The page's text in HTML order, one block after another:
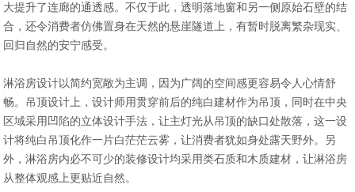
大提升了连廊的通透感。不仅于此，透明落地窗和另一侧原始石壁的结
合，还令消费者仿佛置身在天然的悬崖隧道上，有暂时脱离繁杂现实、
回归自然的安宁感受。
淋浴房设计以简约宽敞为主调，因为广阔的空间感更容易令人心情舒
畅。吊顶设计上，设计师用贯穿前后的纯白建材作为吊顶，同时在中央
区域采用凹陷的立体设计手法，让主灯光从吊顶的缺口处散落，这一设
计将纯白吊顶化作一片白茫茫云雾，让消费者犹如身处露天野外。另
外，淋浴房内必不可少的装修设计均采用类石质和木质建材，让淋浴房
从整体观感上更贴近自然。